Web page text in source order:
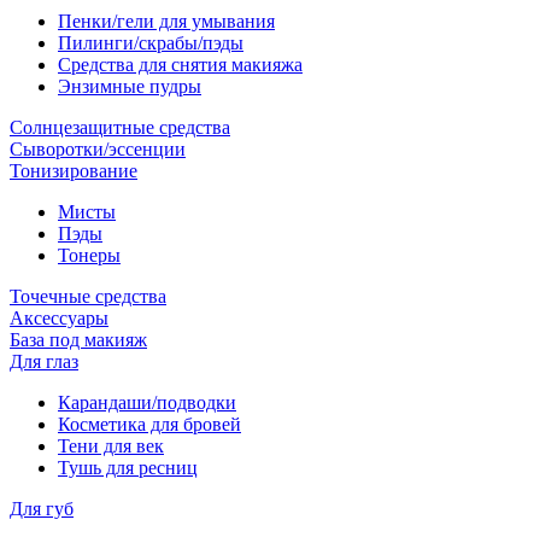
Пенки/гели для умывания
Пилинги/скрабы/пэды
Средства для снятия макияжа
Энзимные пудры
Солнцезащитные средства
Сыворотки/эссенции
Тонизирование
Мисты
Пэды
Тонеры
Точечные средства
Аксессуары
База под макияж
Для глаз
Карандаши/подводки
Косметика для бровей
Тени для век
Тушь для ресниц
Для губ